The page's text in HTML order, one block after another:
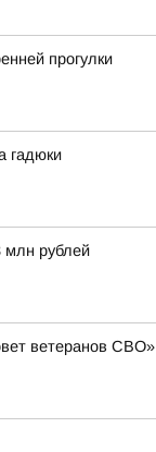
прогулки
гадюки
млн рублей
ветеранов СВО»